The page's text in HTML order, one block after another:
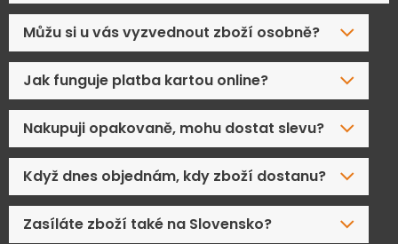
Můžu si u vás vyzvednout zboží osobně?
Jak funguje platba kartou online?
Nakupuji opakovaně, mohu dostat slevu?
Když dnes objednám, kdy zboží dostanu?
Zasíláte zboží také na Slovensko?